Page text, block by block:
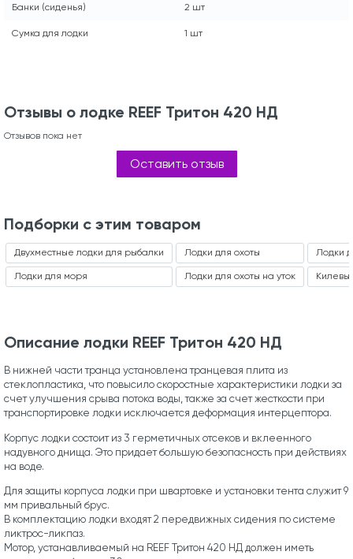
Банки (сиденья) 2 шт
Сумка для лодки 1 шт
Отзывы о лодке REEF Тритон 420 НД
Отзывов пока нет
Оставить отзыв
Подборки с этим товаром
Двухместные лодки для рыбалки
Лодки для моря
Лодки для охоты
Лодки для охоты на уток
Лодки
Описание лодки REEF Тритон 420 НД
В нижней части транца установлена транцевая плита из
стеклопластика, что повысило скоростные характеристики лодки за
счет улучшения срыва потока воды, также за счет жесткости при
транспортировке лодки исключается деформация интерцептора.
Корпус лодки состоит из 3 герметичных отсеков и вклеенного
надувного днища. Это придает большую безопасность при действиях
на воде.
Для защиты корпуса лодки при швартовке и установки тента служит 9
мм привальный брус.
В комплектацию лодки входят 2 передвижных сидения по системе
ликтрос-ликпаз.
Мотор, устанавливаемый на REEF Тритон 420 НД должен иметь